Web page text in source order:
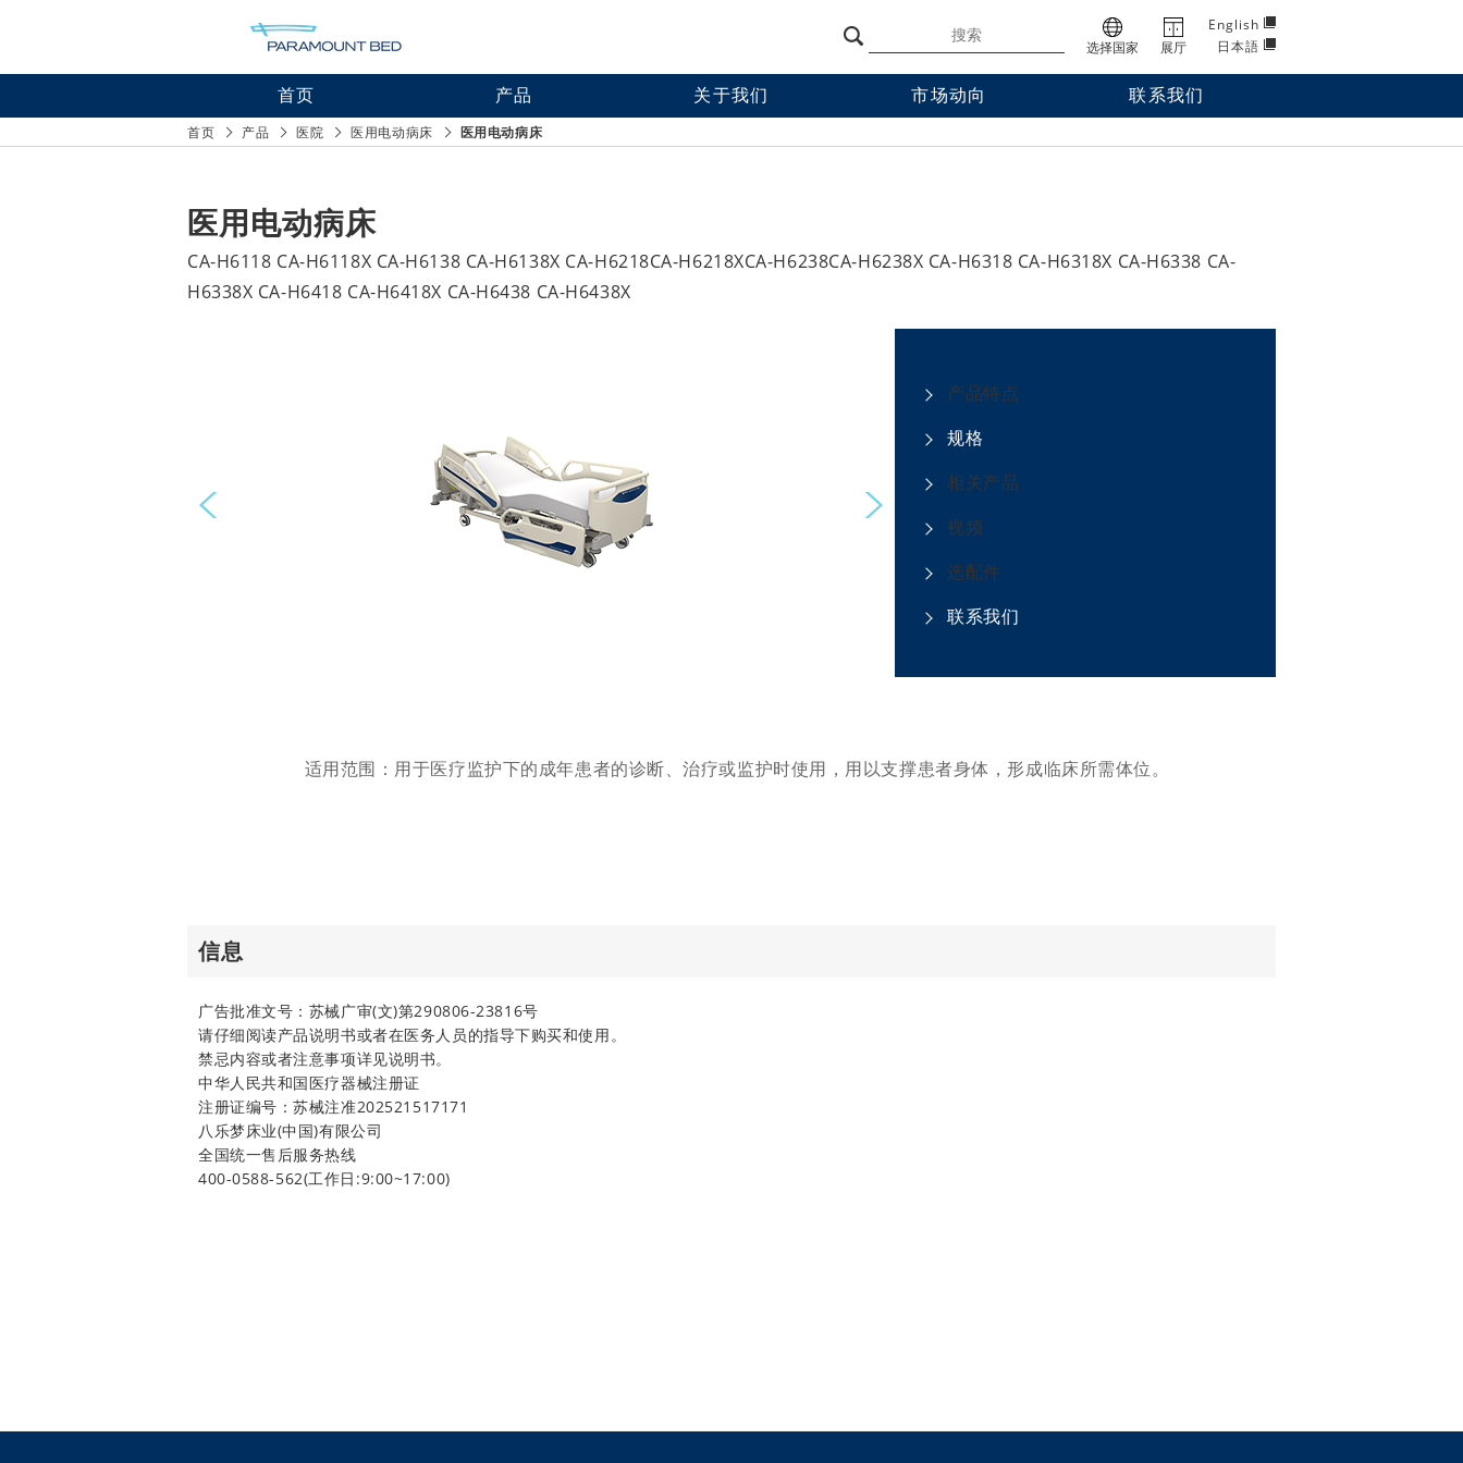
选择国家 展厅
English
日本語
首页 产品
医院产品
护理设施产品
关于我们 市场动向
学术会议
联系我们
首页 产品 医院 医用电动病床 医用电动病床
医用电动病床
CA-H6118 CA-H6118X CA-H6138 CA-H6138X CA-H6218CA-H6218XCA-H6238CA-H6238X CA-H6318 CA-H6318X CA-H6338 CA-
H6338X CA-H6418 CA-H6418X CA-H6438 CA-H6438X
产品特点
规格
相关产品
视频
选配件
联系我们
适用范围：用于医疗监护下的成年患者的诊断、治疗或监护时使用，用以支撑患者身体，形成临床所需体位。
信息
广告批准文号：苏械广审(文)第290806-23816号
请仔细阅读产品说明书或者在医务人员的指导下购买和使用。
禁忌内容或者注意事项详见说明书。
中华人民共和国医疗器械注册证
注册证编号：苏械注准202521517171
八乐梦床业(中国)有限公司
全国统一售后服务热线
400-0588-562(工作日:9:00~17:00)